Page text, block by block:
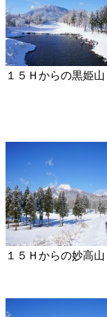
１５Ｈからの黒姫山
１５Ｈからの妙高山